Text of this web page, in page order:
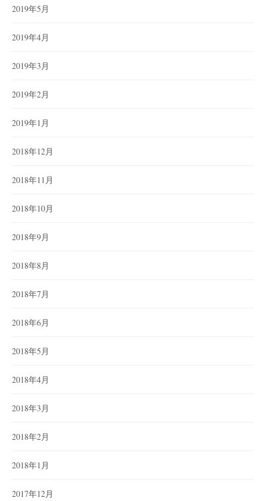
2019年5月
2019年4月
2019年3月
2019年2月
2019年1月
2018年12月
2018年11月
2018年10月
2018年9月
2018年8月
2018年7月
2018年6月
2018年5月
2018年4月
2018年3月
2018年2月
2018年1月
2017年12月